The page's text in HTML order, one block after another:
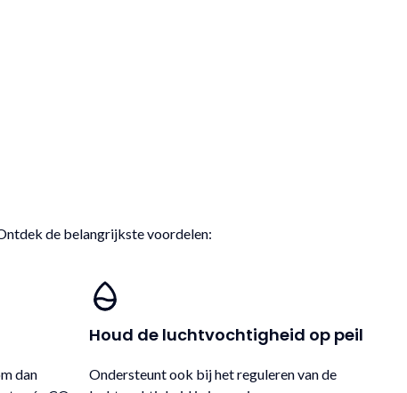
de belangrijkste voordelen:
dan
Houd de luchtvochtigheid op peil
Ondersteunt ook bij het reguleren van de